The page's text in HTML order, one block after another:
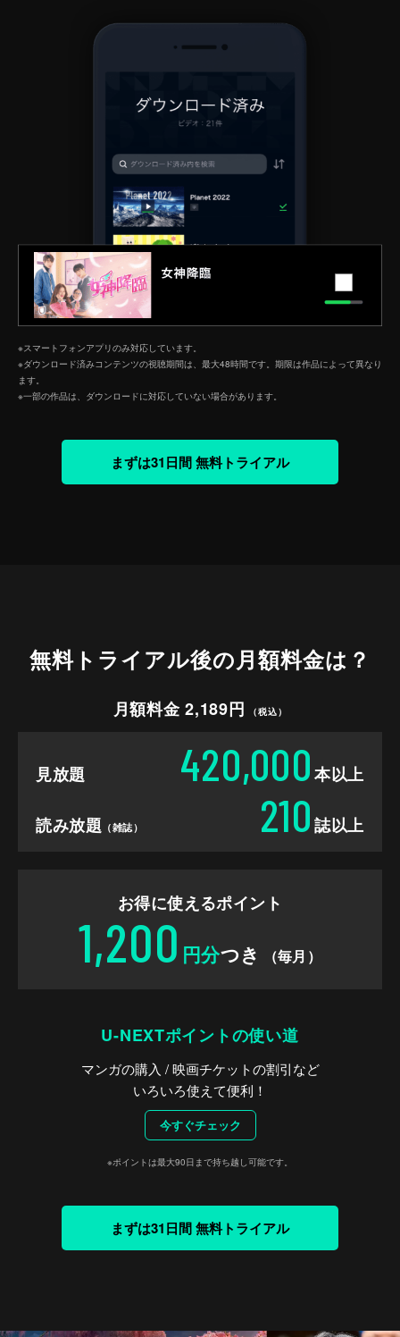
※スマートフォンアプリのみ対応しています。
※ダウンロード済みコンテンツの視聴期間は、最大48時間です。期限は作品によって異なり
ます。
※一部の作品は、ダウンロードに対応していない場合があります。
まずは31日間 無料トライアル
無料トライアル後の月額料金は？
月額料金 2,189円 （税込）
見放題 420,000 本以上
読み放題 （雑誌） 210 誌以上
お得に使えるポイント
1,200 円分つき （毎月）
U-NEXTポイントの使い道
マンガの購入 / 映画チケットの割引など
いろいろ使えて便利！
今すぐチェック
※ポイントは最大90日まで持ち越し可能です。
まずは31日間 無料トライアル